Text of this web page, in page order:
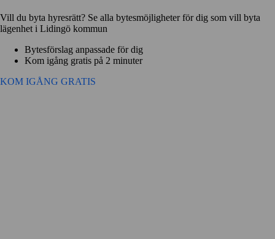
Vill du byta hyresrätt? Se alla bytesmöjligheter för dig som vill byta
lägenhet i Lidingö kommun
Bytesförslag anpassade för dig
Kom igång gratis på 2 minuter
KOM IGÅNG GRATIS